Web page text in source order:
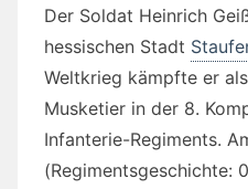
Der Soldat Heinrich
hessischen Stadt
Weltkrieg kämpfte er
Musketier in der 8.
Infanterie-Regiments.
(Regimentsgeschichte: